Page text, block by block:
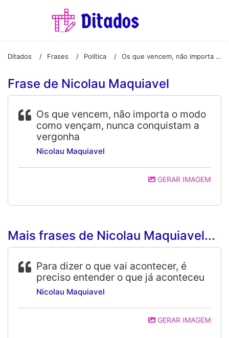
Ditados / Frases / Política / Os que vencem, não importa o modo como vençam, nunca conquistam a vergonha
Frase de Nicolau Maquiavel
Os que vencem, não importa o modo
como vençam, nunca conquistam a
vergonha
Nicolau Maquiavel
GERAR IMAGEM
Mais frases de Nicolau Maquiavel...
Para dizer o que vai acontecer, é
preciso entender o que já aconteceu
Nicolau Maquiavel
GERAR IMAGEM